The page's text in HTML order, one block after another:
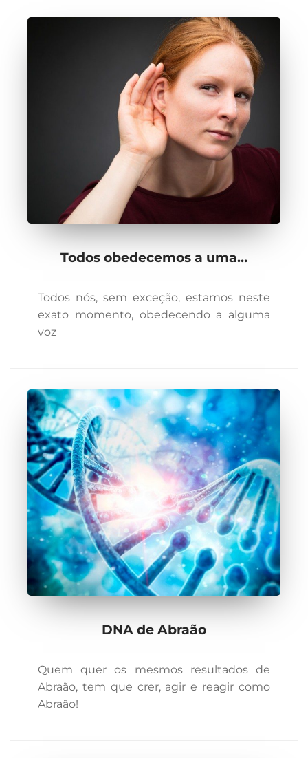
Todos obedecemos a uma…
Todos nós, sem exceção, estamos neste
exato momento, obedecendo a alguma
voz
DNA de Abraão
Quem quer os mesmos resultados de
Abraão, tem que crer, agir e reagir como
Abraão!